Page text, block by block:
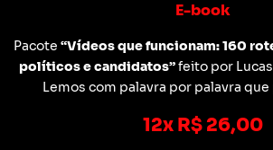
E-book
Pacote “Vídeos que funcionam: 160
políticos e candidatos”feito por
Lemos com palavra por palavra
12x R$ 26,00